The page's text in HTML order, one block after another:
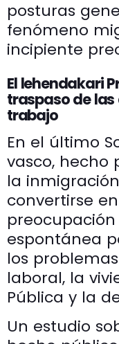
posturas
fenómeno
incipiente
El lehendakari
traspaso de
trabajo
En el último
vasco, hecho
la
convertirse
espontánea
los
laboral, la
Pública y la
Un estudio